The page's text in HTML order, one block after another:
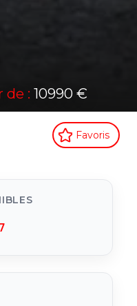
de :10990 €
Favoris